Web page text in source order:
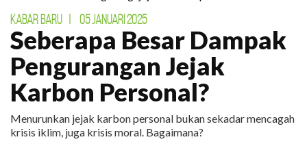
KABAR BARU 05 JANUARI 2025
Seberapa Besar Dampak
Pengurangan Jejak
Karbon Personal?
Menurunkan jejak karbon personal bukan sekadar mencagah
krisis iklim, juga krisis moral. Bagaimana?